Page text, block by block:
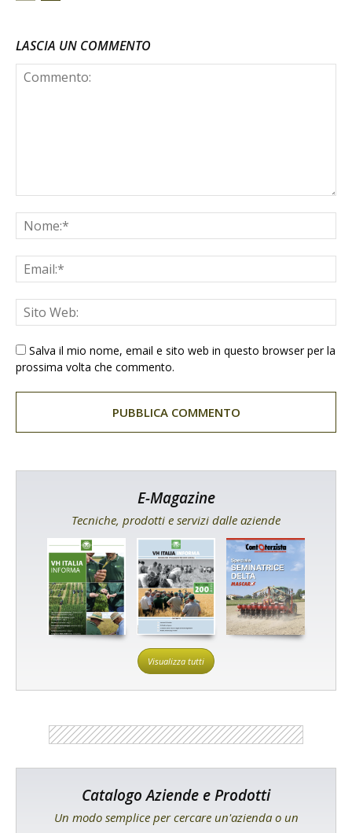
LASCIA UN COMMENTO
Salva il mio nome, email e sito web in questo browser per la
prossima volta che commento.
E-Magazine
Tecniche, prodotti e servizi dalle aziende
Visualizza tutti
Catalogo Aziende e Prodotti
Un modo semplice per cercare un'azienda o un